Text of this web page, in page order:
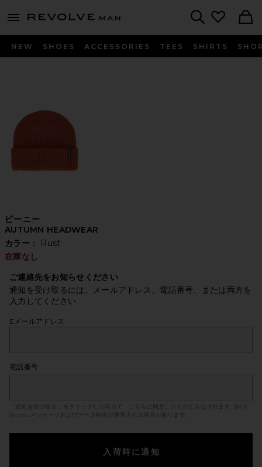
menu - shows more content
Revolve
NEW SHOES ACCESSORIES TEES SHIRTS
ビーニー
AUTUMN HEADWEAR
カラー： Rust
在庫なし
ご連絡先をお知らせください
通知を受け取るには、メールアドレス、電話番号、または両方を
入力してください
Eメールアドレス
電話番号
「通知を受け取る」をクリックした時点で、こちらに同意したものとみなされます:
SMS
Terms
. メッセージおよびデータ料金が適用される場合があります。
入荷時に通知